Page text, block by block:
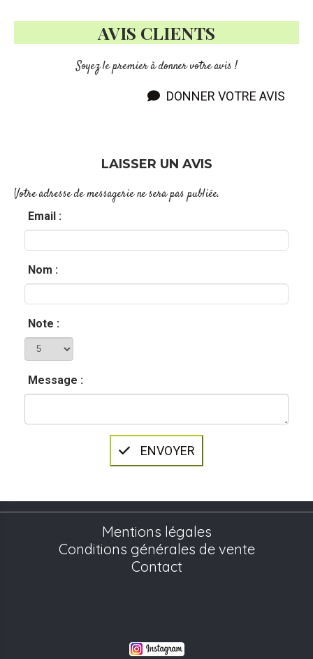
AVIS CLIENTS
Soyez le premier à donner votre avis !
DONNER VOTRE AVIS
LAISSER UN AVIS
Votre adresse de messagerie ne sera pas publiée.
Email :
Nom :
Note :
Message :
ENVOYER
Mentions légales
Conditions générales de vente
Contact